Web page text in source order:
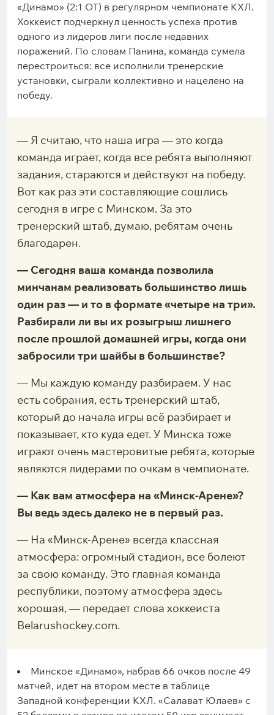
«Динамо» (2:1 ОТ) в регулярном чемпионате КХЛ.
Хоккеист подчеркнул ценность успеха против
одного из лидеров лиги после недавних
поражений. По словам Панина, команда сумела
перестроиться: все исполнили тренерские
установки, сыграли коллективно и нацелено на
победу.
— Я считаю, что наша игра — это когда
команда играет, когда все ребята выполняют
задания, стараются и действуют на победу.
Вот как раз эти составляющие сошлись
сегодня в игре с Минском. За это
тренерский штаб, думаю, ребятам очень
благодарен.
— Сегодня ваша команда позволила
минчанам реализовать большинство лишь
один раз — и то в формате «четыре на три».
Разбирали ли вы их розыгрыш лишнего
после прошлой домашней игры, когда они
забросили три шайбы в большинстве?
— Мы каждую команду разбираем. У нас
есть собрания, есть тренерский штаб,
который до начала игры всё разбирает и
показывает, кто куда едет. У Минска тоже
играют очень мастеровитые ребята, которые
являются лидерами по очкам в чемпионате.
— Как вам атмосфера на «Минск-Арене»?
Вы ведь здесь далеко не в первый раз.
— На «Минск-Арене» всегда классная
атмосфера: огромный стадион, все болеют
за свою команду. Это главная команда
республики, поэтому атмосфера здесь
хорошая, — передает слова хоккеиста
Belarushockey.com.
Минское «Динамо», набрав 66 очков после 49
матчей, идет на втором месте в таблице
Западной конференции КХЛ. «Салават Юлаев» с